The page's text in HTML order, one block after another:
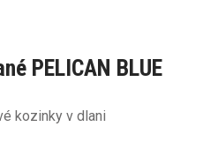
PELICAN BLUE
kozinky v dlani